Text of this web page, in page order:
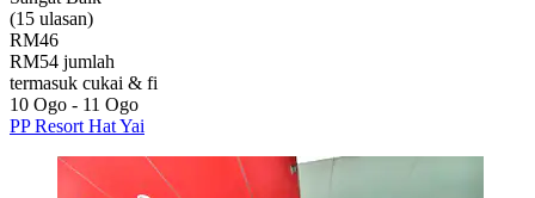
(15 ulasan)
RM46
RM54 jumlah
termasuk cukai & fi
10 Ogo - 11 Ogo
PP Resort Hat Yai